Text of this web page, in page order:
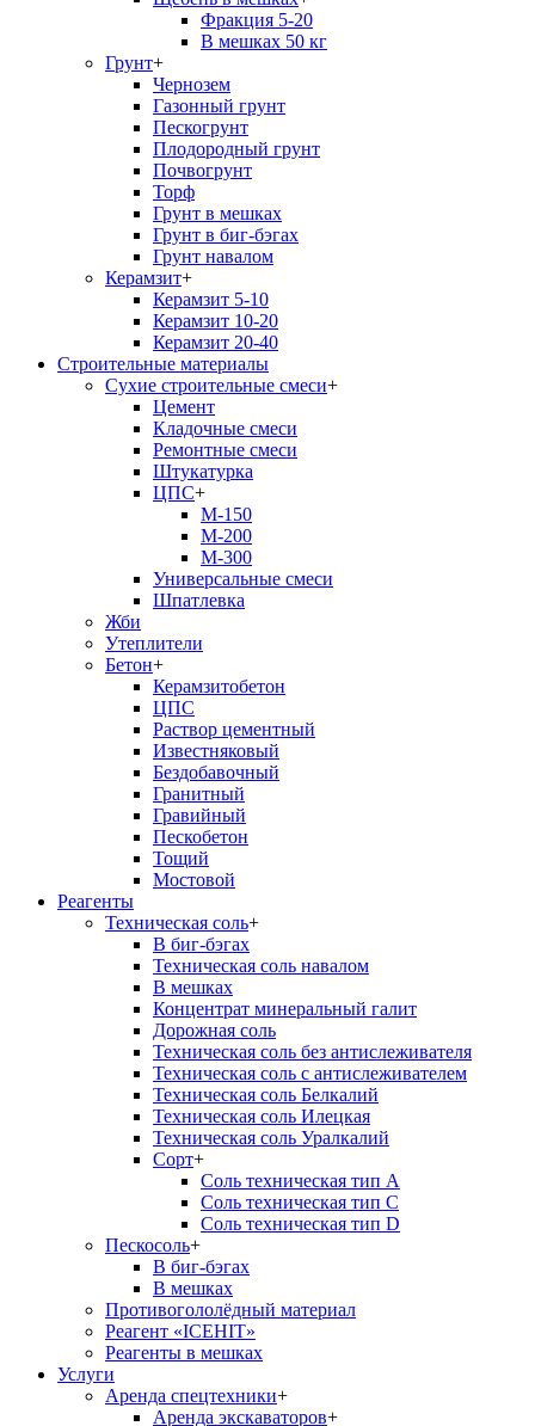
Фракция 5-20
В мешках 50 кг
Грунт+
Чернозем
Газонный грунт
Пескогрунт
Плодородный грунт
Почвогрунт
Торф
Грунт в мешках
Грунт в биг-бэгах
Грунт навалом
Керамзит+
Керамзит 5-10
Керамзит 10-20
Керамзит 20-40
Строительные материалы
Сухие строительные смеси+
Цемент
Кладочные смеси
Ремонтные смеси
Штукатурка
ЦПС+
М-150
М-200
М-300
Универсальные смеси
Шпатлевка
Жби
Утеплители
Бетон+
Керамзитобетон
ЦПС
Раствор цементный
Известняковый
Бездобавочный
Гранитный
Гравийный
Пескобетон
Тощий
Мостовой
Реагенты
Техническая соль+
В биг-бэгах
Техническая соль навалом
В мешках
Концентрат минеральный галит
Дорожная соль
Техническая соль без антислеживателя
Техническая соль с антислеживателем
Техническая соль Белкалий
Техническая соль Илецкая
Техническая соль Уралкалий
Сорт+
Соль техническая тип А
Соль техническая тип С
Соль техническая тип D
Пескосоль+
В биг-бэгах
В мешках
Противогололёдный материал
Реагент «ICEHIT»
Реагенты в мешках
Услуги
Аренда спецтехники+
Аренда экскаваторов+